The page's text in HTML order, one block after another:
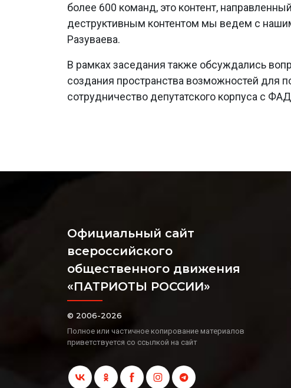
более 600 команд, это контент,
деструктивным контентом мы ведем с
Разуваева.
В рамках заседания также обсуждались
создания пространства возможностей для
сотрудничество депутатского корпуса с
Официальный сайт
всероссийского
общественного движения
«ПАТРИОТЫ РОССИИ»
© 2006-2026
Полное или частичное копирование материалов
приветствуется со ссылкой на сайт